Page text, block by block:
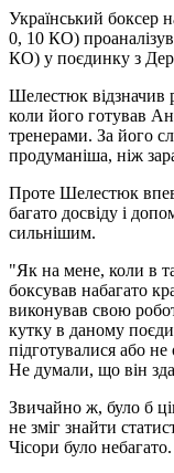
Український боксер
0, 10 КО)
КО) у поєдинку з
Шелестюк відзначив
коли його готував
тренерами. За його
продуманіша, ніж
Проте Шелестюк
багато досвіду і
сильнішим.
"Як на мене, коли в
боксував набагато
виконував свою
кутку в даному
підготувалися або не
Не думали, що він
Звичайно ж, було б
не зміг знайти
Чісори було небагато.